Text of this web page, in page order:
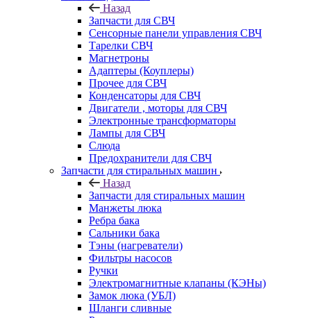
Назад
Запчасти для СВЧ
Сенсорные панели управления СВЧ
Тарелки СВЧ
Магнетроны
Адаптеры (Коуплеры)
Прочее для СВЧ
Конденсаторы для СВЧ
Двигатели , моторы для СВЧ
Электронные трансформаторы
Лампы для СВЧ
Слюда
Предохранители для СВЧ
Запчасти для стиральных машин
Назад
Запчасти для стиральных машин
Манжеты люка
Ребра бака
Сальники бака
Тэны (нагреватели)
Фильтры насосов
Ручки
Электромагнитные клапаны (КЭНы)
Замок люка (УБЛ)
Шланги сливные